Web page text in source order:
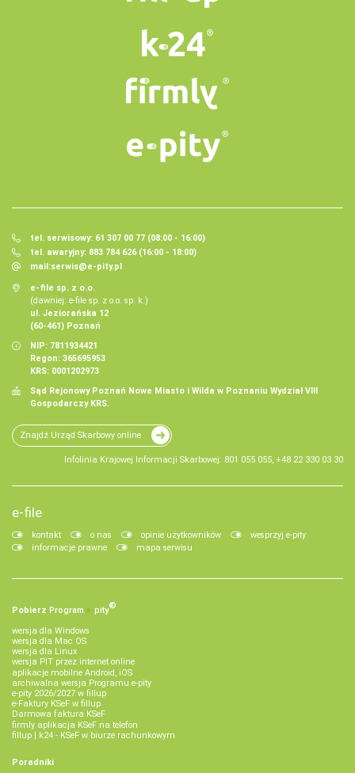
tel. serwisowy: 61 307 00 77 (08:00 - 16:00)
tel. awaryjny: 883 784 626 (16:00 - 18:00)
mail:serwis@e-pity.pl
e-file sp. z o.o.
(dawniej: e-file sp. z o.o. sp. k.)
ul. Jeziorańska 12
(60-461) Poznań
NIP: 7811934421
Regon: 365695953
KRS: 0001202973
Sąd Rejonowy Poznań Nowe Miasto i Wilda w Poznaniu Wydział VIII
Gospodarczy KRS.
Znajdź Urząd Skarbowy online
Infolinia Krajowej Informacji Skarbowej: 801 055 055, +48 22 330 03 30
e-file
kontakt o nas opinie użytkowników
wesprzyj e-pity
informacje prawne
mapa serwisu
Pobierz Program e‑pity®
wersja dla Windows
wersja dla Mac OS
wersja dla Linux
wersja PIT przez internet online
aplikacje mobilne Android, iOS
archiwalna wersja Programu e-pity
e-pity 2026/2027 w fillup
e‑Faktury KSeF w fillup
Darmowa faktura KSeF
firmly aplikacja KSeF na telefon
fillup | k24 - KSeF w biurze rachunkowym
Poradniki